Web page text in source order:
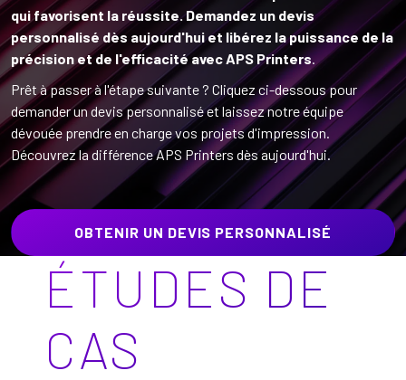
qui favorisent la réussite. Demandez un devis
personnalisé dès aujourd'hui et libérez la puissance de la
précision et de l'efficacité avec APS Printers.
Prêt à passer à l'étape suivante ? Cliquez ci-dessous pour
demander un devis personnalisé et laissez notre équipe
dévouée prendre en charge vos projets d'impression.
Découvrez la différence APS Printers dès aujourd'hui.
OBTENIR UN DEVIS PERSONNALISÉ
ÉTUDES DE
CAS